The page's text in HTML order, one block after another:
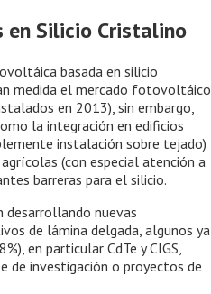
en Silicio Cristalino
basada en silicio
medida el mercado fotovoltáico
en 2013), sin embargo,
la integración en edificios
instalación sobre tejado)
(con especial atención a
barreras para el silicio.
desarrollando nuevas
de lámina delgada, algunos ya
en particular CdTe y CIGS,
de investigación o proyectos de